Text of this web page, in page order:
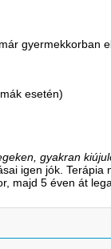
gyermekkorban
esetén)
gyakran
igen jók.
majd 5 éven át